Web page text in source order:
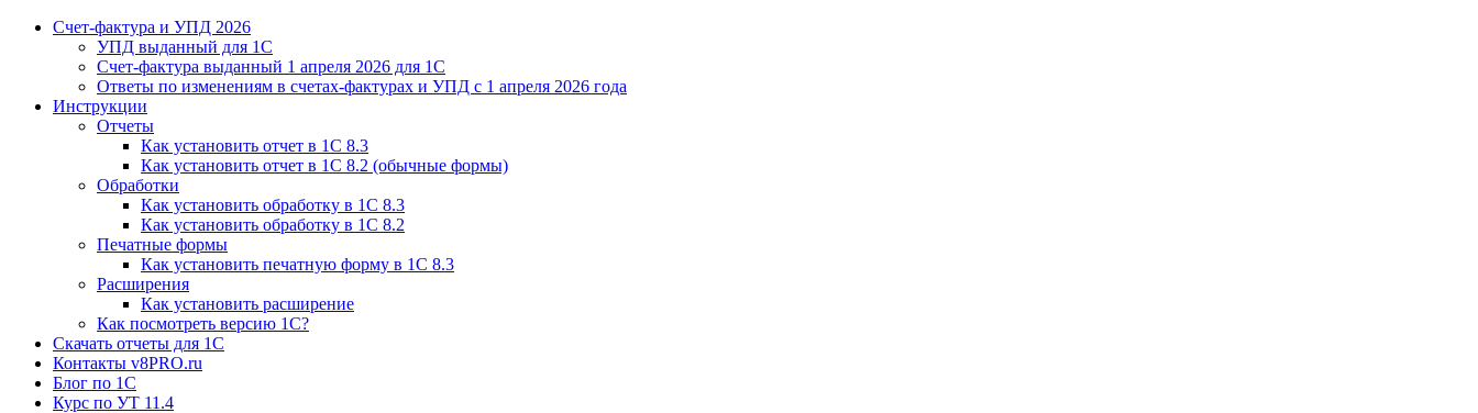
Счет-фактура и УПД 2026
УПД выданный для 1C
Счет-фактура выданный 1 апреля 2026 для 1C
Ответы по изменениям в счетах-фактурах и УПД с 1 апреля 2026 года
Инструкции
Отчеты
Как установить отчет в 1С 8.3
Как установить отчет в 1С 8.2 (обычные формы)
Обработки
Как установить обработку в 1С 8.3
Как установить обработку в 1С 8.2
Печатные формы
Как установить печатную форму в 1С 8.3
Расширения
Как установить расширение
Как посмотреть версию 1С?
Скачать отчеты для 1С
Контакты v8PRO.ru
Блог по 1С
Курс по УТ 11.4